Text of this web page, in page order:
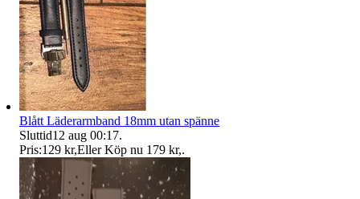
Blått Läderarmband 18mm utan spänne
Sluttid12 aug 00:17.
Pris:129 kr,Eller Köp nu 179 kr,.